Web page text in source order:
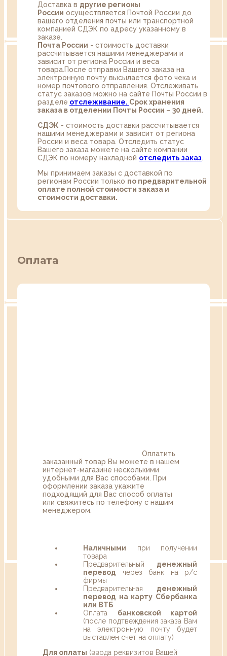
Доставка в другие регионы
России осуществляется Почтой России до
вашего отделения почты или транспортной
компанией СДЭК по адресу указанному в
заказе.
Почта России - стоимость доставки
рассчитывается нашими менеджерами и
зависит от региона России и веса
товара.После отправки Вашего заказа на
электронную почту высылается фото чека и
номер почтового отправления. Отслеживать
статус заказов можно на сайте Почты России в
разделе oтслеживание. Срок хранения
заказа в отделении Почты России – 30 дней.
СДЭК - стоимость доставки рассчитывается
нашими менеджерами и зависит от региона
России и веса товара. Отследить статус
Вашего заказа можете на сайте компании
СДЭК по номеру накладной отследить заказ
Мы принимаем заказы с доставкой по
регионам России только по предварительной
оплате полной стоимости заказа и
стоимости доставки.
Оплата
Оплатить
заказанный товар Вы можете в нашем
интернет-магазине несколькими
удобными для Вас способами. При
оформлении заказа укажите
подходящий для Вас способ оплаты
или свяжитесь по телефону с нашим
менеджером.
Наличными при получении
товара
Предварительный денежный
перевод через банк на р/с
фирмы
Предварительная денежный
перевод на карту Сбербанка
или ВТБ
Оплата банковской картой
(после подтвеждения заказа Вам
на электронную почту будет
выставлен счет на оплату)
Для оплаты (ввода реквизитов Вашей